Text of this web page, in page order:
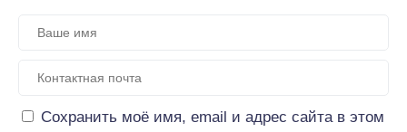
Сохранить моё имя, email и адрес сайта в этом